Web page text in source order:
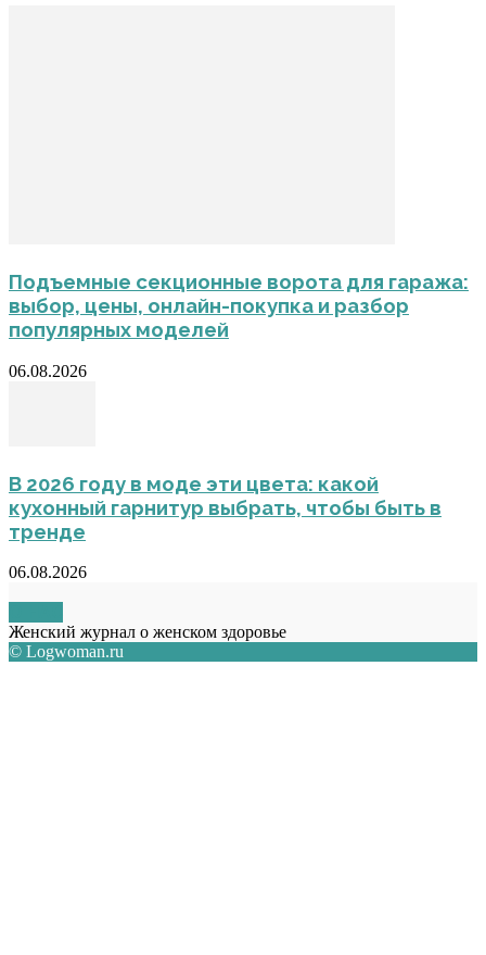
Подъемные секционные ворота для гаража:
выбор, цены, онлайн-покупка и разбор
популярных моделей
06.08.2026
В 2026 году в моде эти цвета: какой
кухонный гарнитур выбрать, чтобы быть в
тренде
06.08.2026
Женский журнал о женском здоровье
© Logwoman.ru